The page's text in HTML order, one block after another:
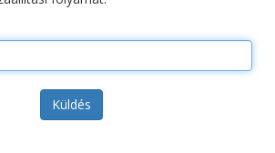
Küldés